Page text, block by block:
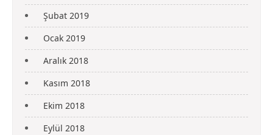
Şubat 2019
Ocak 2019
Aralık 2018
Kasım 2018
Ekim 2018
Eylül 2018